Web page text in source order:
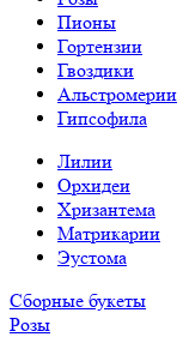
Пионы
Гортензии
Гвоздики
Альстромерии
Гипсофила
Лилии
Орхидеи
Хризантема
Матрикарии
Эустома
Сборные букеты
Розы